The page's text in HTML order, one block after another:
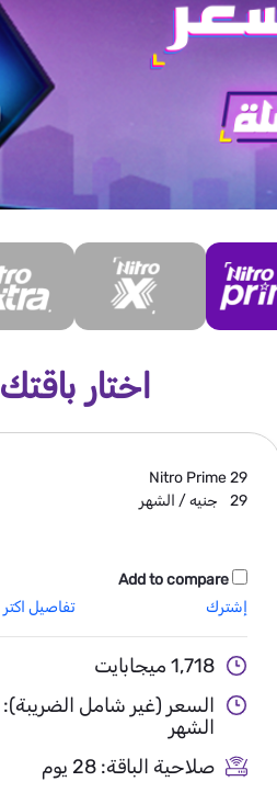
اختار باقتك
Nitro Prime29
29
جنيه / الشهر
Add to compare
إشترك
تفاصيل اكتر
1,718 ميجابايت
السعر (غير شامل الضريبة):
الشهر
صلاحية الباقة:28 يوم